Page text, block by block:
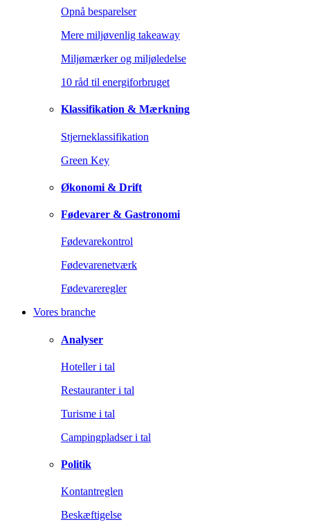
Opnå besparelser
Mere miljøvenlig takeaway
Miljømærker og miljøledelse
10 råd til energiforbruget
Klassifikation & Mærkning
Stjerneklassifikation
Green Key
Økonomi & Drift
Fødevarer & Gastronomi
Fødevarekontrol
Fødevarenetværk
Fødevareregler
Vores branche
Analyser
Hoteller i tal
Restauranter i tal
Turisme i tal
Campingpladser i tal
Politik
Kontantreglen
Beskæftigelse